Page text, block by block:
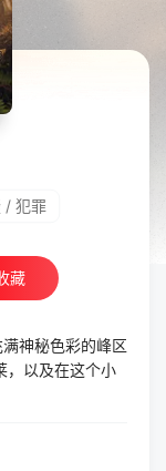
/ 犯罪
藏
神秘色彩的峰区
，以及在这个小